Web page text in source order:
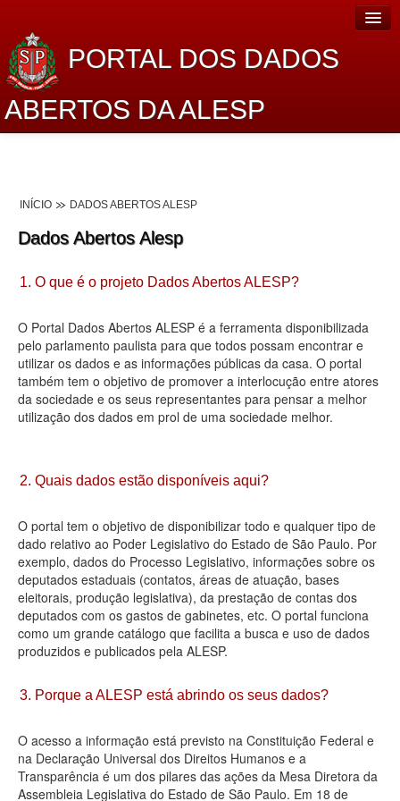
PORTAL DOS DADOS
ABERTOS DA ALESP
Lei de Acesso à Informação
Dados Governamentais Abertos
Planejamento
Catálogo de dados
Processo Legislativo
Deputados Estaduais
Agenda
Perguntas frequentes
Contato
INÍCIO DADOS ABERTOS ALESP
Dados Abertos Alesp
1. O que é o projeto Dados Abertos ALESP?
O Portal Dados Abertos ALESP é a ferramenta disponibilizada
pelo parlamento paulista para que todos possam encontrar e
utilizar os dados e as informações públicas da casa. O portal
também tem o objetivo de promover a interlocução entre atores
da sociedade e os seus representantes para pensar a melhor
utilização dos dados em prol de uma sociedade melhor.
2. Quais dados estão disponíveis aqui?
O portal tem o objetivo de disponibilizar todo e qualquer tipo de
dado relativo ao Poder Legislativo do Estado de São Paulo. Por
exemplo, dados do Processo Legislativo, informações sobre os
deputados estaduais (contatos, áreas de atuação, bases
eleitorais, produção legislativa), da prestação de contas dos
deputados com os gastos de gabinetes, etc. O portal funciona
como um grande catálogo que facilita a busca e uso de dados
produzidos e publicados pela ALESP.
3. Porque a ALESP está abrindo os seus dados?
O acesso a informação está previsto na Constituição Federal e
na Declaração Universal dos Direitos Humanos e a
Transparência é um dos pilares das ações da Mesa Diretora da
Assembleia Legislativa do Estado de São Paulo. Em 18 de